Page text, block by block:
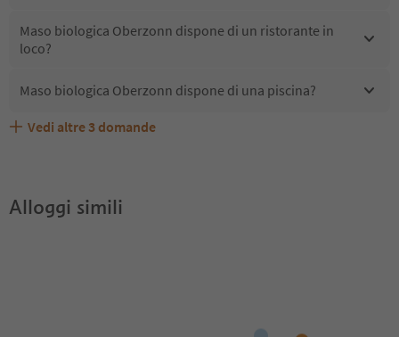
Maso biologica Oberzonn dispone di un ristorante in
loco?
Maso biologica Oberzonn dispone di una piscina?
Maso biologica Oberzonn accetta animali domestici?
Quali servizi/attività sono disponibili presso Maso
Gli ospiti di Maso biologica Oberzonn ricevono l'Alto
Vedi altre 3 domande
Alloggi simili